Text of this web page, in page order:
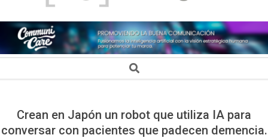
ACTUALIDAD
DIGITAL Search
Crean en Japón un robot que utiliza IA para
conversar con pacientes que padecen demencia.